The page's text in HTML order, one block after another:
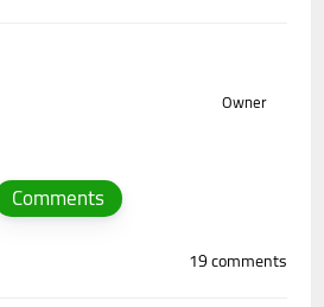
Owner
Comments
19 comments